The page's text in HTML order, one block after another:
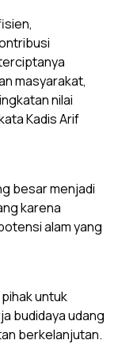
masyarakat,
nilai
Kadis Arif
besar menjadi
karena
alam yang
untuk
budidaya udang
berkelanjutan.